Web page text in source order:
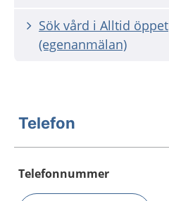
Sök vård i Alltid öppet
(egenanmälan)
Telefon
Telefonnummer